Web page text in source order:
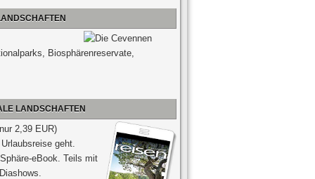
Biosphärenreservate,
LANDSCHAFTEN
2,39 EUR)
geht.
eBook. Teils mit